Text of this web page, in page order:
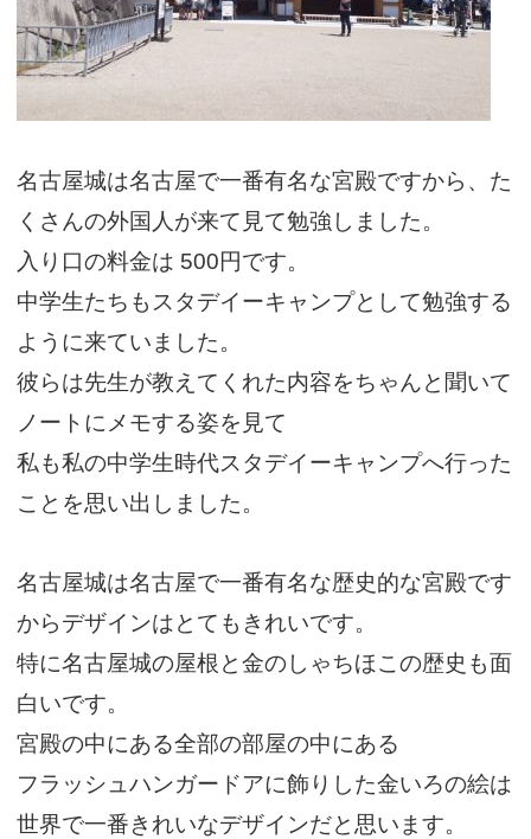
名古屋城は名古屋で一番有名な宮殿ですから、た
くさんの外国人が来て見て勉強しました。
入り口の料金は 500円です。
中学生たちもスタデイーキャンプとして勉強する
ように来ていました。
彼らは先生が教えてくれた内容をちゃんと聞いて
ノートにメモする姿を見て
私も私の中学生時代スタデイーキャンプへ行った
ことを思い出しました。
名古屋城は名古屋で一番有名な歴史的な宮殿です
からデザインはとてもきれいです。
特に名古屋城の屋根と金のしゃちほこの歴史も面
白いです。
宮殿の中にある全部の部屋の中にある
フラッシュハンガードアに飾りした金いろの絵は
世界で一番きれいなデザインだと思います。